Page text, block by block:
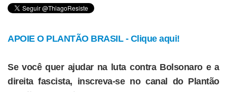
APOIE O PLANTÃO BRASIL - Clique aqui!
Se você quer ajudar na luta contra Bolsonaro e a
direita fascista, inscreva-se no canal do Plantão